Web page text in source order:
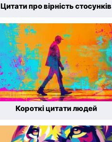
Цитати про вірність стосунків
Короткі цитати людей